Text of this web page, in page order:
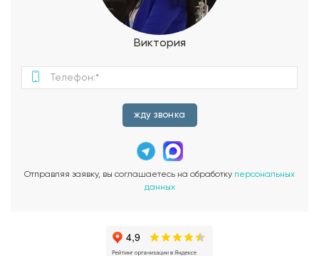
условия проживания семьи обеспечивает оборудованная
котельная, размещенная возле террасы дома. Поднявшись
на второй этаж, мы попадаем в широкий коридор, который
25,88 кв.м. Две большие спальни выходят на большую
террасу S=31,56 кв.м. Одна из комнат имеет необычную
местом с компьютером и санузлом. Проектом
предусмотрено два санузла на этаже, один из которых —
Виктория
жду звонка
Отправляя заявку, вы соглашаетесь на обработку персональных
данных